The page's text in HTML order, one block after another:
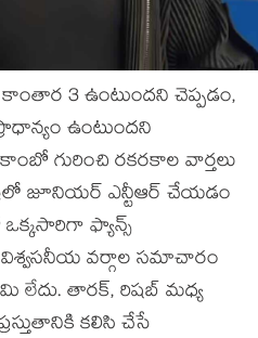
కాంతార 3 ఉంటుందని చెప్పడం,
ఉంటుందని
గురించి రకరకాల వార్తలు
జూనియర్ ఎన్టీఆర్ చేయడం
ఫ్యాన్స్
వర్గాల సమాచారం
లేదు. తారక్, రిషబ్ మధ్య
కలిసి చేసే